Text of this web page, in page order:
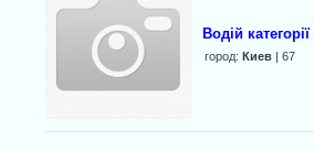
Водій
город: Киев| 67